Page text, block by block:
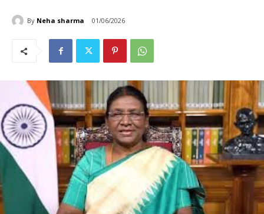
By Neha sharma 01/06/2026